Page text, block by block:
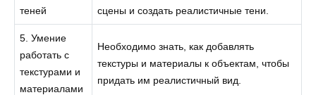
теней
сцены и создать реалистичные тени.
5. Умение
работать с
текстурами и
материалами
Необходимо знать, как добавлять
текстуры и материалы к объектам, чтобы
придать им реалистичный вид.